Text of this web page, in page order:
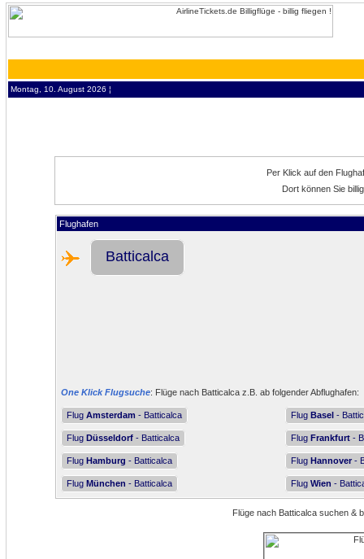
Montag, 10. August 2026 ¦
Per Klick auf den
Dort können Sie
Flughafen
Batticalca
One Klick Flugsuche: Flüge nach Batticalca z.B. ab folgender Abflughafen:
Flug Amsterdam - Batticalca Flug Basel -
Flug Düsseldorf - Batticalca Flug Frankfurt -
Flug Hamburg - Batticalca Flug Hannover -
Flug München - Batticalca Flug Wien -